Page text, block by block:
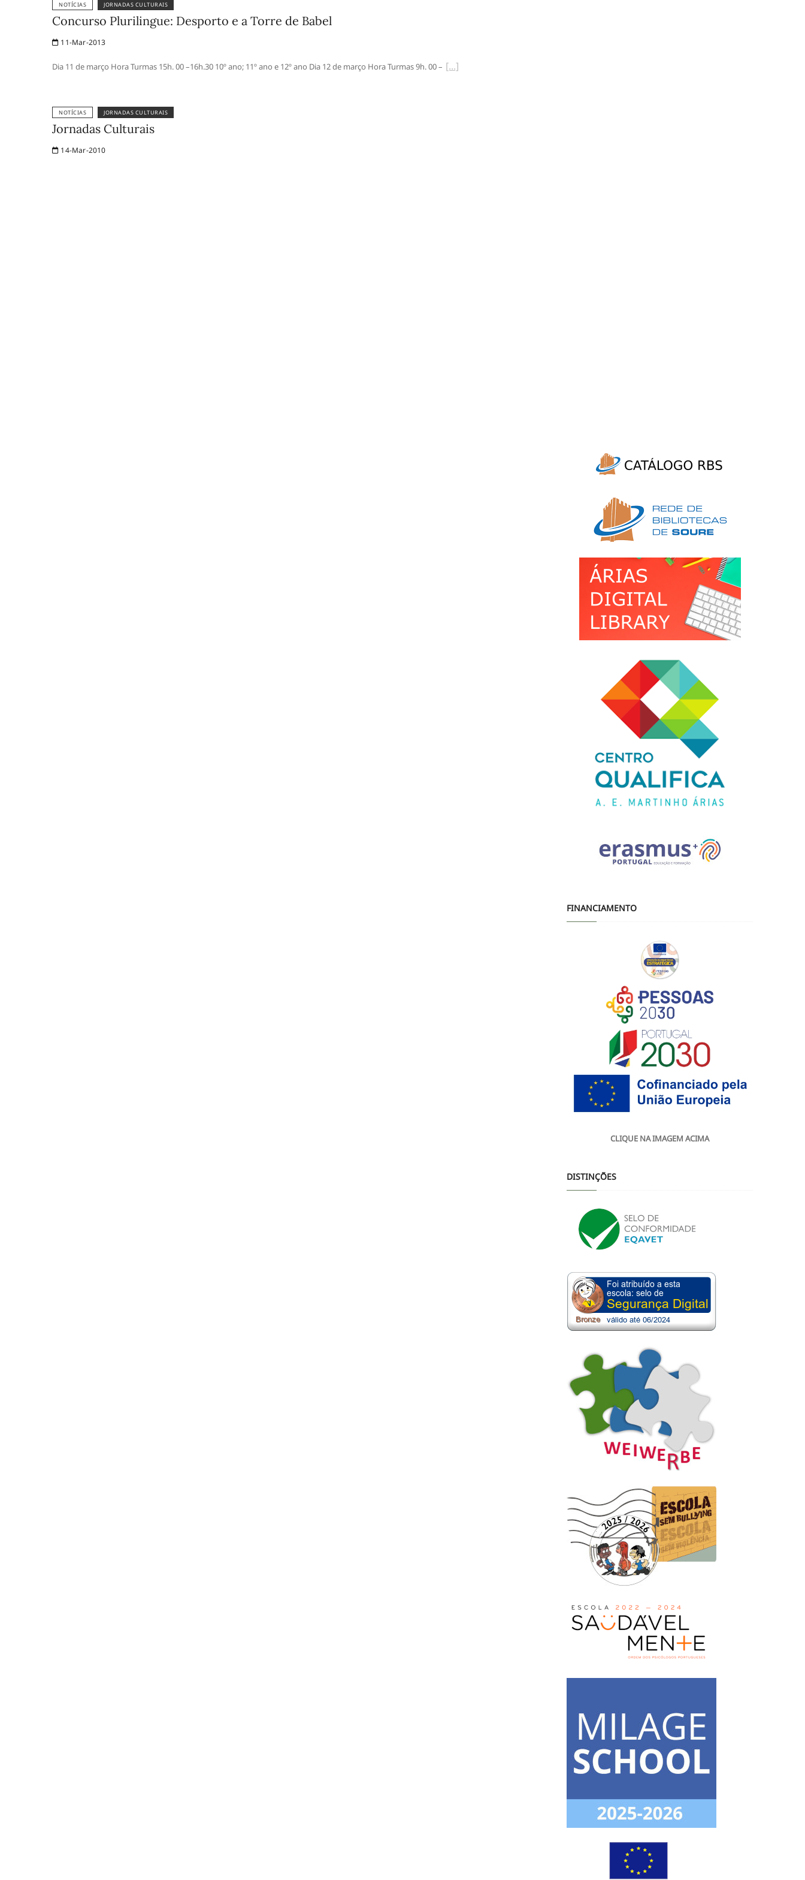
NOTÍCIAS JORNADAS CULTURAIS
Concurso Plurilingue: Desporto e a Torre de Babel
11-Mar-2013
Dia 11 de março Hora Turmas 15h. 00 –16h.30 10º ano; 11º ano e 12º ano Dia 12 de março Hora Turmas 9h. 00 –
NOTÍCIAS JORNADAS CULTURAIS
Jornadas Culturais
14-Mar-2010
FINANCIAMENTO
CLIQUE NA IMAGEM ACIMA
DISTINÇÕES